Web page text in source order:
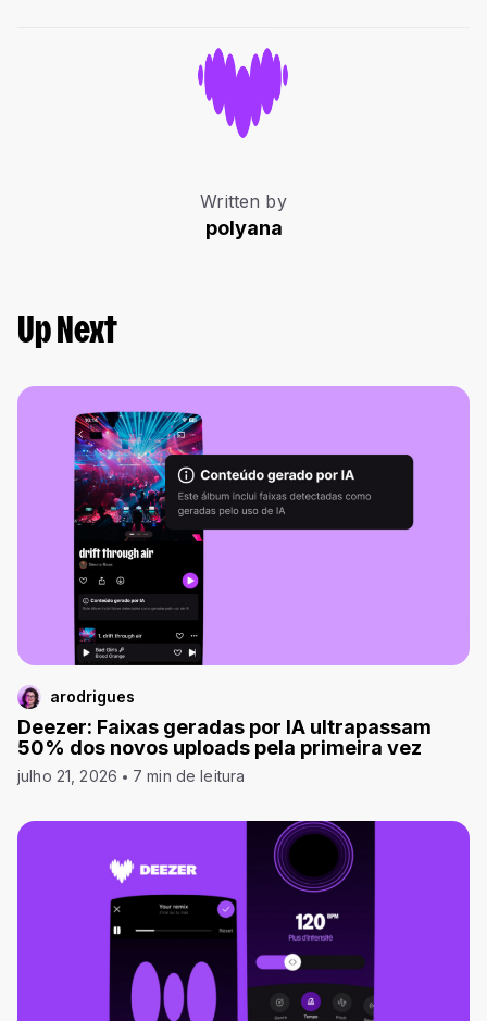
Written by
polyana
Up Next
arodrigues
Deezer: Faixas geradas por IA ultrapassam
50% dos novos uploads pela primeira vez
julho 21, 2026 7 min de leitura